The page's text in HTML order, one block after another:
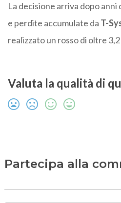
La decisione arriva dopo
e perdite accumulate da T-
realizzato un rosso di oltre
Valuta la qualità di
Partecipa alla